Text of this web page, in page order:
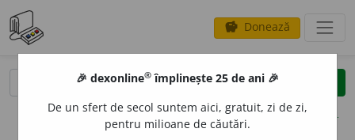
savings Donează
clear
opțiuni
🎉 dexonline® împlinește 25 de ani 🎉
De un sfert de secol suntem aici, gratuit, zi de zi,
pentru milioane de căutări.